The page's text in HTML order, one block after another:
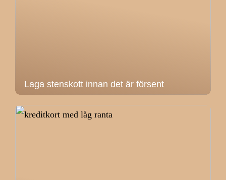
Laga stenskott innan det är försent